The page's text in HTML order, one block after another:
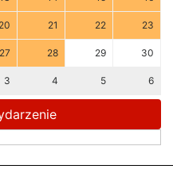
20 21 22 23
27 28 29 30
3 4 5 6